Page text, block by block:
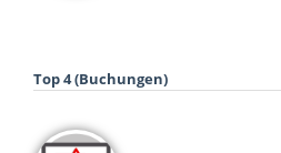
Top 4 (Buchungen)